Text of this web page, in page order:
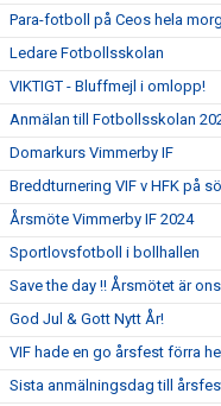
Para-fotboll på Ceos hela
Ledare Fotbollsskolan
VIKTIGT - Bluffmejl i omlopp!
Anmälan till Fotbollsskolan
Domarkurs Vimmerby IF
Breddturnering VIF v HFK på
Årsmöte Vimmerby IF 2024
Sportlovsfotboll i bollhallen
Save the day !! Årsmötet är
God Jul & Gott Nytt År!
VIF hade en go årsfest förra
Sista anmälningsdag till